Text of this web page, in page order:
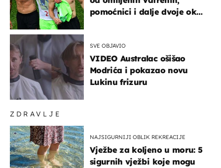
ZDRAVLJE
NAJSIGURNIJI OBLIK REKREACIJE
Vježbe za koljeno u moru: 5
sigurnih vježbi koje mogu
pomoćnici i dalje dvoje oko
SVE OBJAVIO
VIDEO Australac ošišao
Modrića i pokazao novu
Lukinu frizuru